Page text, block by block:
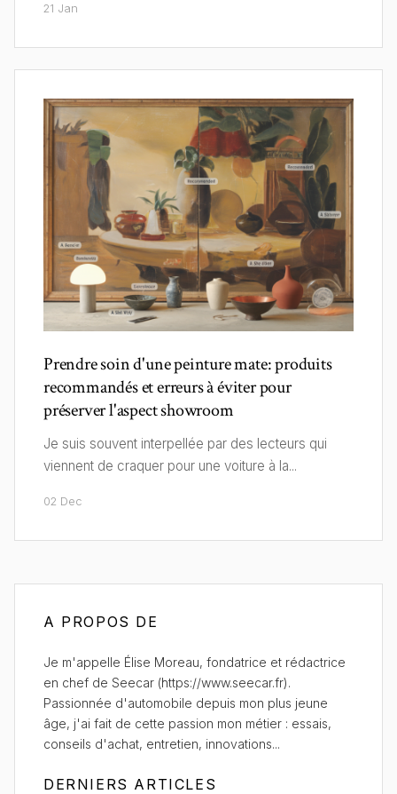
21 Jan
Prendre soin d'une peinture mate: produits
recommandés et erreurs à éviter pour
préserver l'aspect showroom
Je suis souvent interpellée par des lecteurs qui
viennent de craquer pour une voiture à la...
02 Dec
A PROPOS DE
Je m'appelle Élise Moreau, fondatrice et rédactrice
en chef de Seecar (https://www.seecar.fr).
Passionnée d'automobile depuis mon plus jeune
âge, j'ai fait de cette passion mon métier : essais,
conseils d'achat, entretien, innovations...
DERNIERS ARTICLES